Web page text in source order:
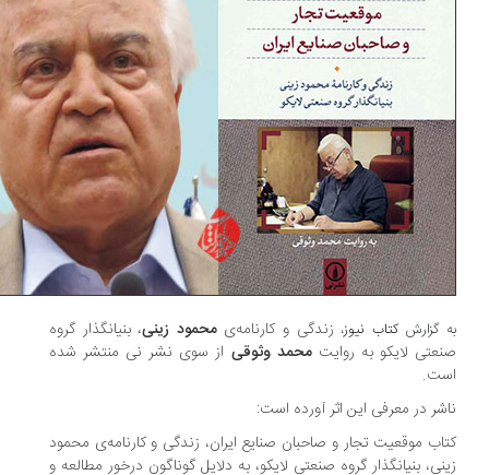
گزارش کتاب نیوز،زندگی و کارنامه‌یمحمود زینی، بنیانگذار گروه
لایکو به روایت محمد وثوقی از سوی نشر نی منتشر شده
در معرفی این اثر آورده است:
موقعیت تجار و صاحبان صنایع ایران، زندگی و کارنامه‌ی محمود
بنیانگذار گروه صنعتی لایکو، به دلایل گوناگون درخور مطالعه و